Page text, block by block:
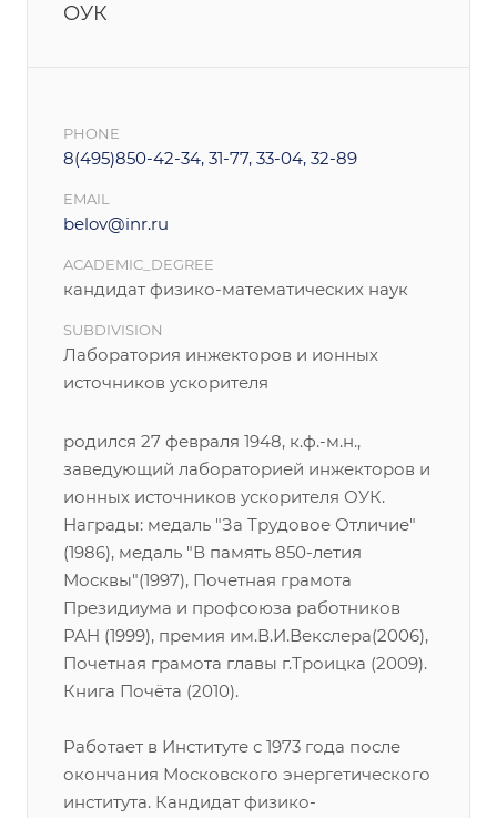
ОУК
PHONE
8(495)850-42-34, 31-77, 33-04, 32-89
EMAIL
belov@inr.ru
ACADEMIC_DEGREE
кандидат физико-математических наук
SUBDIVISION
Лаборатория инжекторов и ионных
источников ускорителя
родился 27 февраля 1948, к.ф.-м.н.,
заведующий лабораторией инжекторов и
ионных источников ускорителя ОУК.
Награды: медаль "За Трудовое Отличие"
(1986), медаль "В память 850-летия
Москвы"(1997), Почетная грамота
Президиума и профсоюза работников
РАН (1999), премия им.В.И.Векслера(2006),
Почетная грамота главы г.Троицка (2009).
Книга Почёта (2010).
Работает в Институте с 1973 года после
окончания Московского энергетического
института. Кандидат физико-